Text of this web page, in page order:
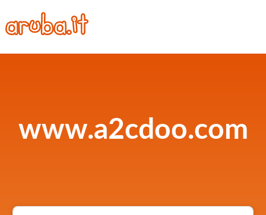
www.a2cdoo.com